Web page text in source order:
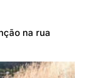
na rua